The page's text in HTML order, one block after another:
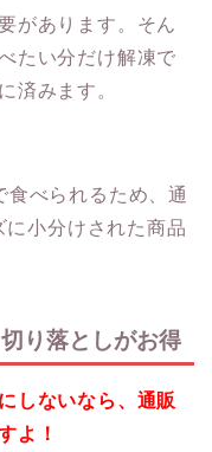
があります。そん
たい分だけ解凍で
済みます。
べられるため、通
小分けされた商品
り落としがお得
しないなら、通販
よ！